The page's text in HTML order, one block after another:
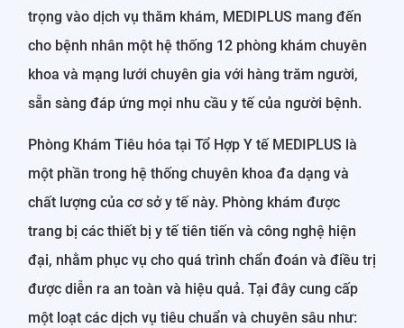
trọng vào dịch vụ thăm khám, MEDIPLUS mang đến
cho bệnh nhân một hệ thống 12 phòng khám chuyên
khoa và mạng lưới chuyên gia với hàng trăm người,
sẵn sàng đáp ứng mọi nhu cầu y tế của người bệnh.
Phòng Khám Tiêu hóa tại Tổ Hợp Y tế MEDIPLUS là
một phần trong hệ thống chuyên khoa đa dạng và
chất lượng của cơ sở y tế này. Phòng khám được
trang bị các thiết bị y tế tiên tiến và công nghệ hiện
đại, nhằm phục vụ cho quá trình chẩn đoán và điều trị
được diễn ra an toàn và hiệu quả. Tại đây cung cấp
một loạt các dịch vụ tiêu chuẩn và chuyên sâu như: